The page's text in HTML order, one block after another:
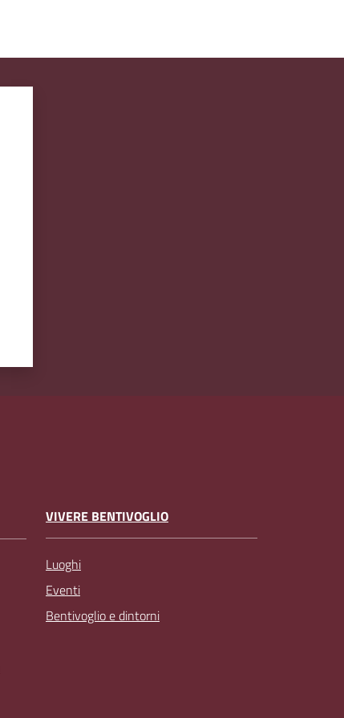
VIVERE BENTIVOGLIO
Luoghi
Eventi
Bentivoglio e dintorni